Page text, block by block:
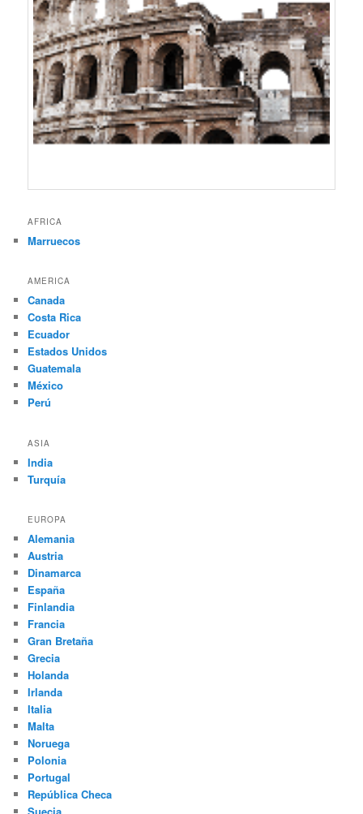
AFRICA
Marruecos
AMERICA
Canada
Costa Rica
Ecuador
Estados Unidos
Guatemala
México
Perú
ASIA
India
Turquía
EUROPA
Alemania
Austria
Dinamarca
España
Finlandia
Francia
Gran Bretaña
Grecia
Holanda
Irlanda
Italia
Malta
Noruega
Polonia
Portugal
República Checa